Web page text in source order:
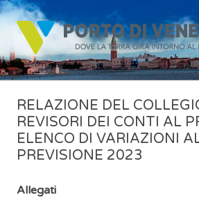
RELAZIONE DEL
REVISORI DEI CONTI AL
ELENCO DI VARIAZIONI
PREVISIONE 2023
Allegati